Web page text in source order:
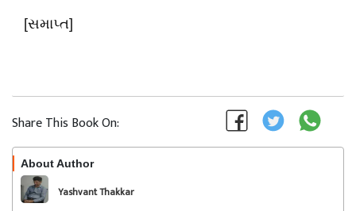
[સમાપ્ત]
Share This Book On:
About Author
Yashvant Thakkar